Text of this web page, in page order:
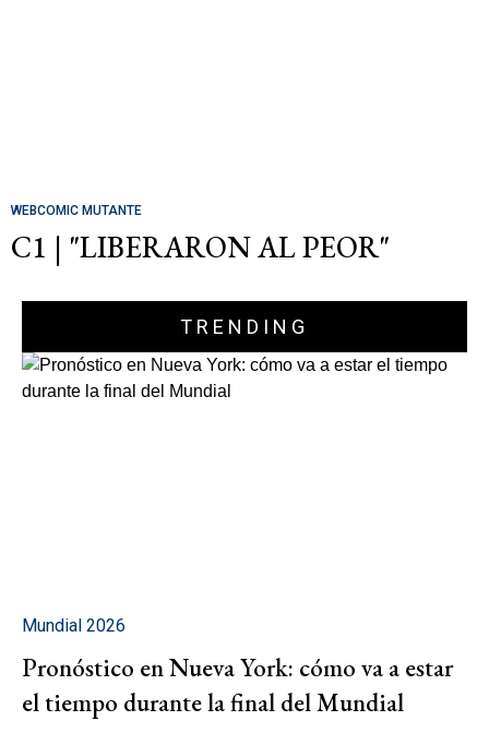
WEBCOMIC MUTANTE
C1 | "LIBERARON AL PEOR"
TRENDING
Mundial 2026
Pronóstico en Nueva York: cómo va a estar
el tiempo durante la final del Mundial